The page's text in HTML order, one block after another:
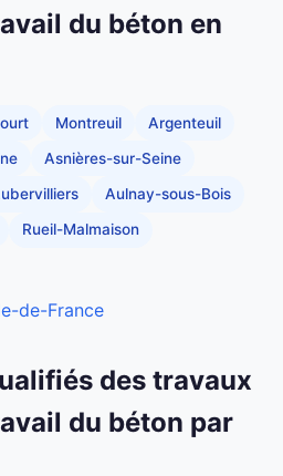
du béton en
Montreuil Argenteuil
Asnières-sur-Seine
Aulnay-sous-Bois
Rueil-Malmaison
de-France
des travaux
du béton par